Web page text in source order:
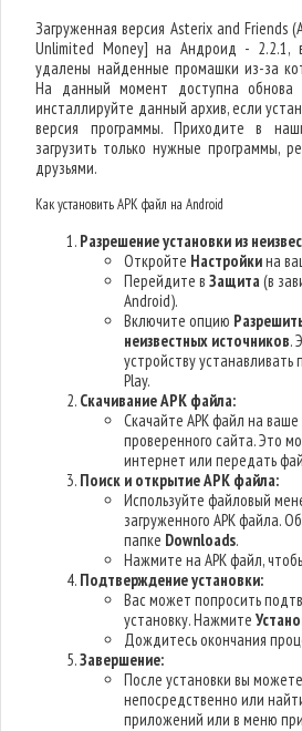
Загруженная версия Asterix and Friends
Unlimited Money] на Андроид - 2.2.1,
удалены найденные промашки из-за
На данный момент доступна
инсталлируйте данный архив, если
версия программы. Приходите в
загрузить только нужные программы,
друзьями.
Как установить APK файл на Android
Разрешение установки из
Откройте Настройкина
Перейдите вЗащита(в
Android).
Включите опцию
неизвестных источников.
устройству
Play.
Скачивание APK файла:
Скачайте APK файл на
проверенного сайта. Это
интернет или передать
Поиск и открытие APK файла:
Используйте файловый
загруженного APK файла.
папке Downloads.
Нажмите на APK файл,
Подтверждение установки:
Вас может попросить
установку. Нажмите
Дождитесь окончания
Завершение:
После установки вы
непосредственно или
приложений или в меню